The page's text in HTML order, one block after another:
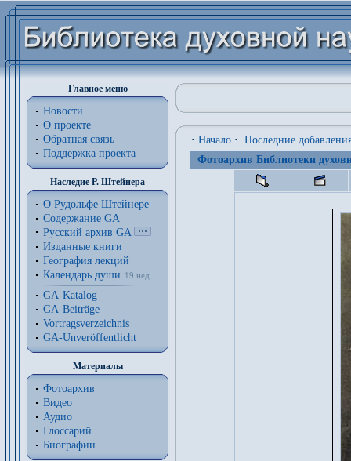
Главное меню
Новости
О проекте
Обратная связь
Поддержка проекта
Наследие Р. Штейнера
О Рудольфе Штейнере
Содержание GA
Русский архив GA
Изданные книги
География лекций
Календарь души
19 нед.
GA-Katalog
GA-Beiträge
Vortragsverzeichnis
GA-Unveröffentlicht
Материалы
Фотоархив
Видео
Аудио
Глоссарий
Биографии
· Начало · Последние
Фотоархив Библиотеки